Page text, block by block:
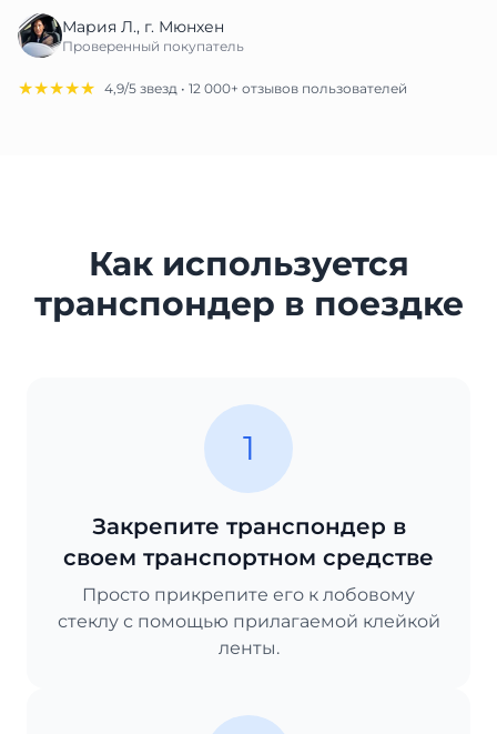
Мария Л., г. Мюнхен
Проверенный покупатель
★★★★★ 4,9/5 звезд • 12 000+ отзывов пользователей
Как используется
транспондер в поездке
1
Закрепите транспондер в
своем транспортном средстве
Просто прикрепите его к лобовому
стеклу с помощью прилагаемой клейкой
ленты.